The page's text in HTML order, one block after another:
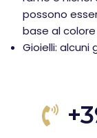
possono
base al
Gioielli: alcuni